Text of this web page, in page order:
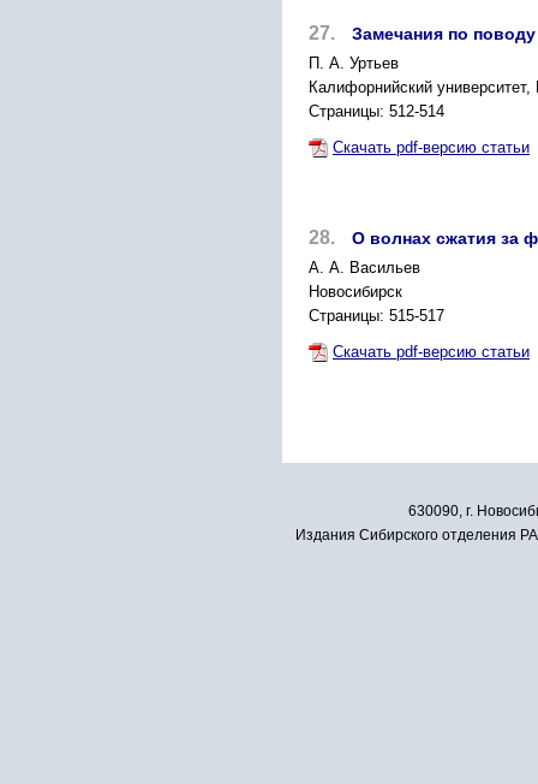
27. Замечания по
П. А. Уртьев
Калифорнийский
Страницы: 512-514
Скачать pdf-версию статьи
28. О волнах сжатия за
А. А. Васильев
Новосибирск
Страницы: 515-517
Скачать pdf-версию статьи
630090, г.
Издания Сибирского отделения